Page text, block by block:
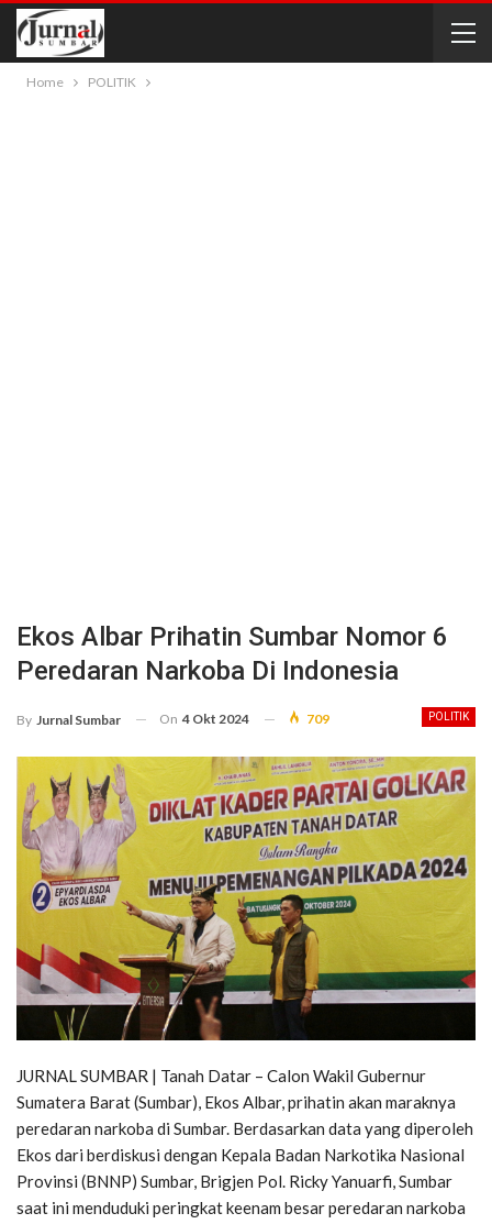
Home POLITIK
Ekos Albar Prihatin Sumbar Nomor 6
Peredaran Narkoba Di Indonesia
POLITIK
By Jurnal Sumbar On 4 Okt 2024 709
JURNAL SUMBAR | Tanah Datar – Calon Wakil Gubernur
Sumatera Barat (Sumbar), Ekos Albar, prihatin akan maraknya
peredaran narkoba di Sumbar. Berdasarkan data yang diperoleh
Ekos dari berdiskusi dengan Kepala Badan Narkotika Nasional
Provinsi (BNNP) Sumbar, Brigjen Pol. Ricky Yanuarfi, Sumbar
saat ini menduduki peringkat keenam besar peredaran narkoba